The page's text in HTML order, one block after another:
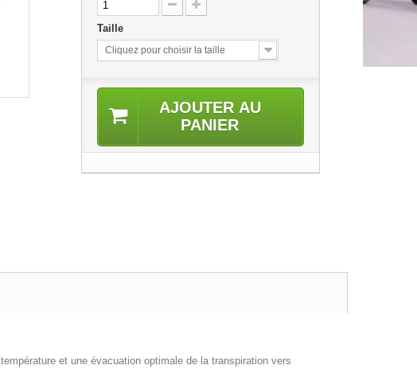
Taille
Cliquez pour choisir la taille
AJOUTER AU
PANIER
et une évacuation optimale de la transpiration vers